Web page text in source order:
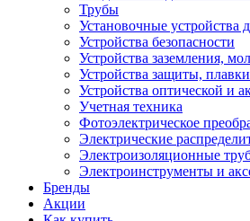
Трубы
Установочные устройства
Устройства безопасности
Устройства заземления,
Устройства защиты,
Устройства оптической и
Учетная техника
Фотоэлектрическое
Электрические
Электроизоляционные
Электроинструменты и
Бренды
Акции